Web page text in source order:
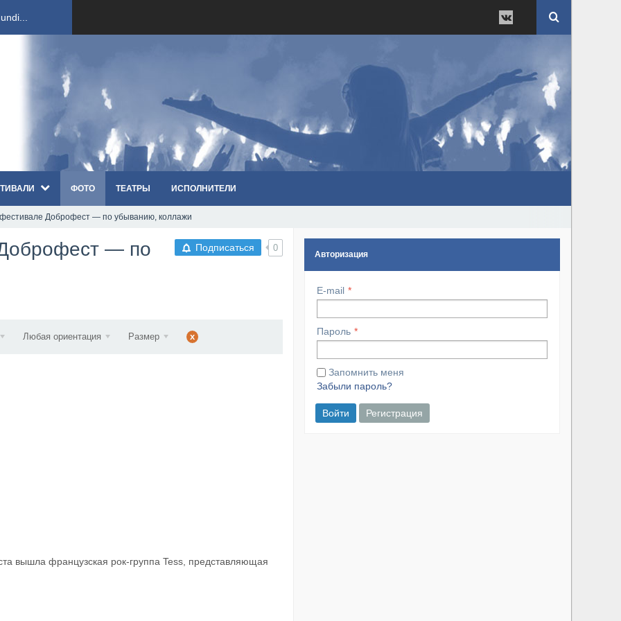
ко...
«Th...
«...
ФОТО ТЕАТРЫ ИСПОЛНИТЕЛИ
фестивале Доброфест — по убыванию, коллажи
Подписаться 0
— по
Любая ориентация Размер x
вышла французская рок-группа Tess, представляющая
Авторизация
E-mail
Пароль
Запомнить меня
Забыли пароль?
Войти Регистрация